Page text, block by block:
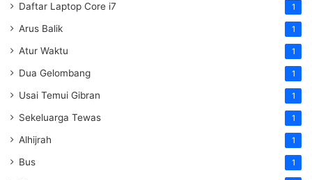
Daftar Laptop Core i7 1
Arus Balik 1
Atur Waktu 1
Dua Gelombang 1
Usai Temui Gibran 1
Sekeluarga Tewas 1
Alhijrah 1
Bus 1